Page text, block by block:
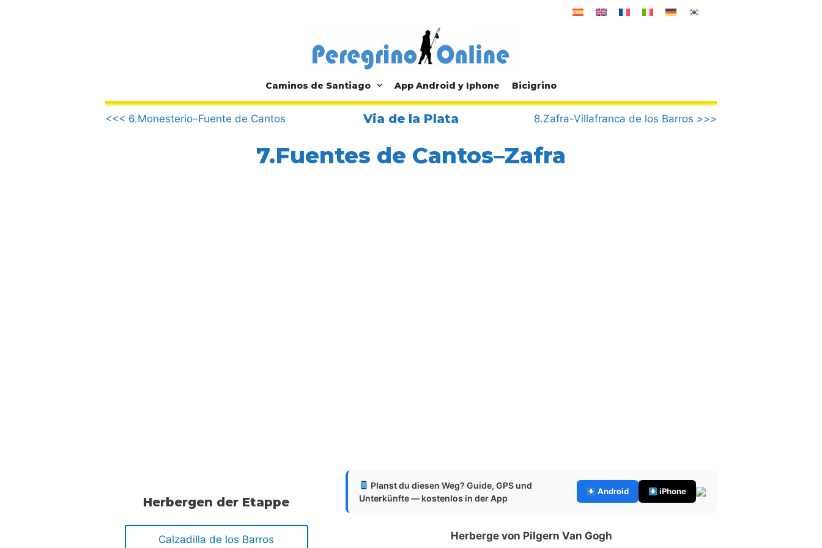
Caminos de Santiago App Android y Iphone Bicigrino
.
<<< 6.Monesterio–Fuente de Cantos
Via de la Plata 8.Zafra-Villafranca de los Barros >>>
7.Fuentes de Cantos–Zafra
Herbergen der Etappe
Calzadilla de los Barros
Planst du diesen Weg? Guide, GPS und
Unterkünfte — kostenlos in der App
Android iPhone
Herberge von Pilgern Van Gogh